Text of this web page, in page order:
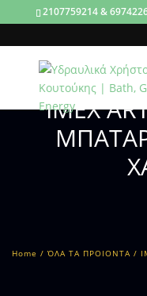
2107759214 &
IMEX
Home / ΌΛΑ ΤΑ ΠΡΟΙΟΝΤΑ /